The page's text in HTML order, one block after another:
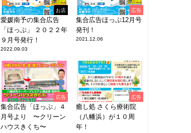
お店
愛媛南予の集合広告
「ほっぷ」 ２０２２年
９月号発行！
2022.09.03
広告
集合広告ほっぷ12月号
発刊！
2021.12.06
広告
集合広告「ほっぷ」４
月号より 〜クリーン
ハウスきくち〜
広告
癒し処 さくら療術院
（八幡浜）が１０周
年！